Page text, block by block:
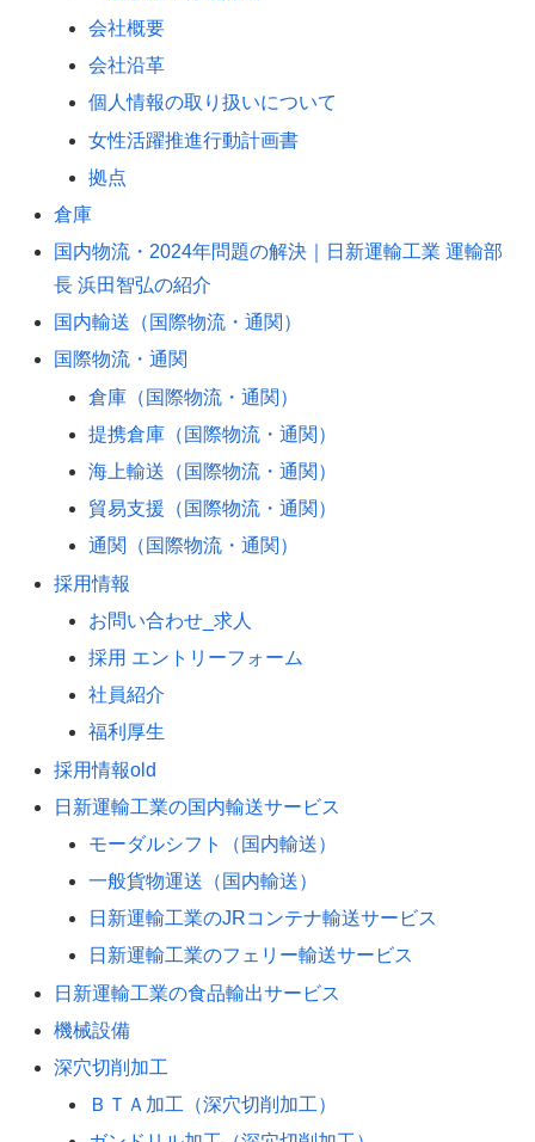
会社概要
会社沿革
個人情報の取り扱いについて
女性活躍推進行動計画書
拠点
倉庫
国内物流・2024年問題の解決｜日新運輸工業 運輸部
長 浜田智弘の紹介
国内輸送（国際物流・通関）
国際物流・通関
倉庫（国際物流・通関）
提携倉庫（国際物流・通関）
海上輸送（国際物流・通関）
貿易支援（国際物流・通関）
通関（国際物流・通関）
採用情報
お問い合わせ_求人
採用 エントリーフォーム
社員紹介
福利厚生
採用情報old
日新運輸工業の国内輸送サービス
モーダルシフト（国内輸送）
一般貨物運送（国内輸送）
日新運輸工業のJRコンテナ輸送サービス
日新運輸工業のフェリー輸送サービス
日新運輸工業の食品輸出サービス
機械設備
深穴切削加工
ＢＴＡ加工（深穴切削加工）